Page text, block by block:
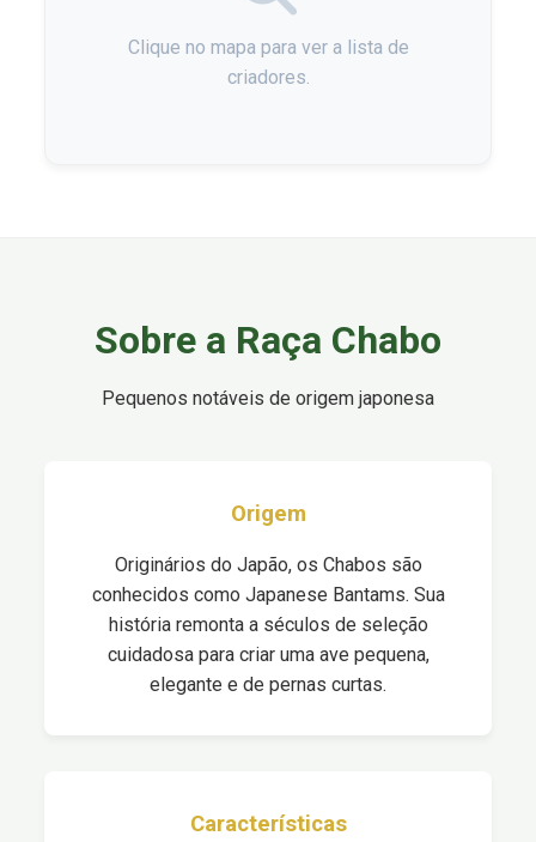
Clique no mapa para ver a lista de
criadores.
Sobre a Raça Chabo
Pequenos notáveis de origem japonesa
Origem
Originários do Japão, os Chabos são
conhecidos como Japanese Bantams. Sua
história remonta a séculos de seleção
cuidadosa para criar uma ave pequena,
elegante e de pernas curtas.
Características